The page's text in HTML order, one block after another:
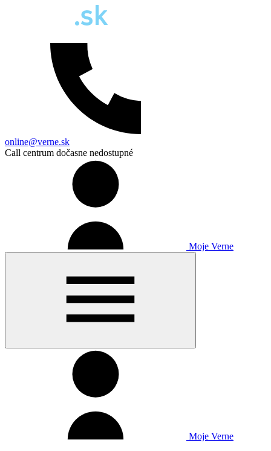
online@verne.sk
Call centrum dočasne nedostupné
Moje Verne
Moje Verne